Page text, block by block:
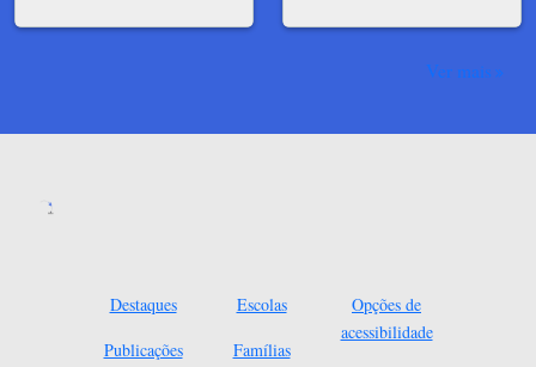
Ver mais
Destaques
Publicações
Escolas
Famílias
Opções de
acessibilidade